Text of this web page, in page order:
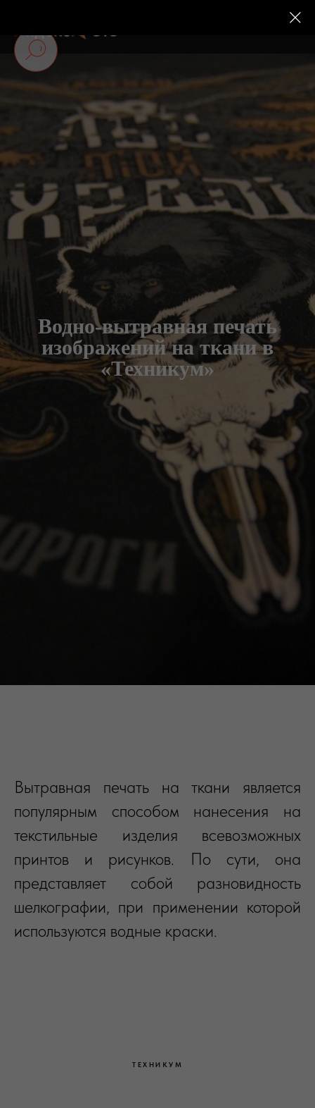
Водно-вытравная печать
изображений на ткани в
«Техникум»
Вытравная печать на ткани является
популярным способом нанесения на
текстильные изделия всевозможных
принтов и рисунков. По сути, она
представляет собой разновидность
шелкографии, при применении которой
используются водные краски.
ТЕХНИКУМ